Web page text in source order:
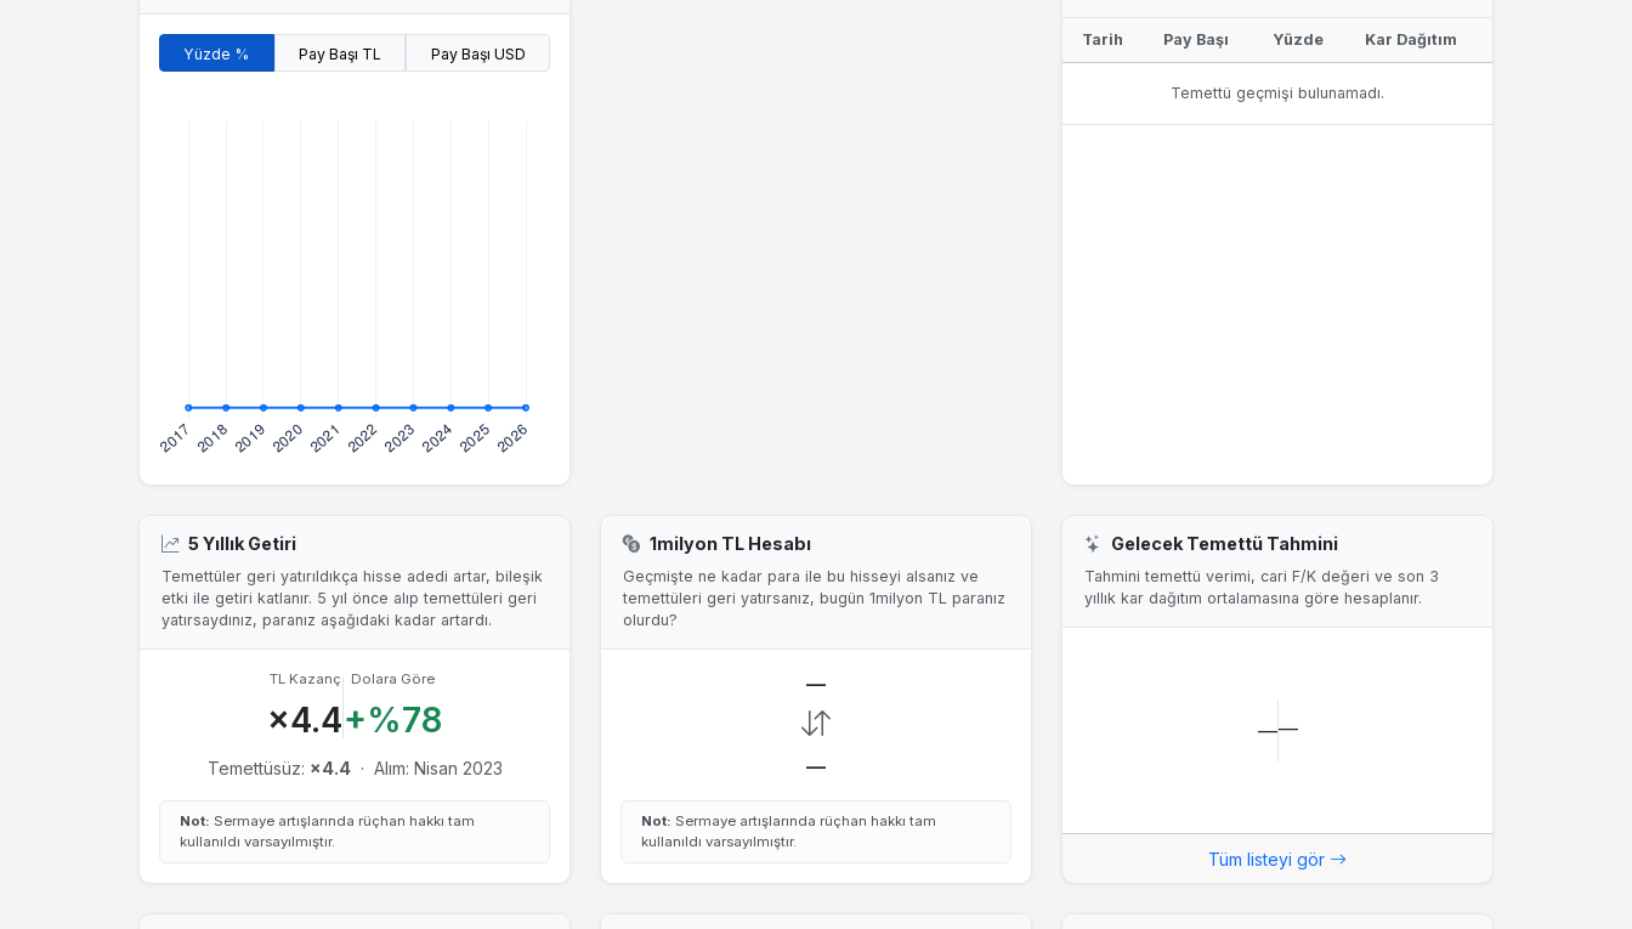
Yüzde % Pay Başı TL Pay Başı USD
Tarih Pay Başı Yüzde Kar Dağıtım
Temettü geçmişi bulunamadı.
5 Yıllık Getiri
Temettüler geri yatırıldıkça hisse adedi artar, bileşik
etki ile getiri katlanır. 5 yıl önce alıp temettüleri geri
yatırsaydınız, paranız aşağıdaki kadar artardı.
TL Kazanç
×4.4
Dolara Göre
+%78
Temettüsüz: ×4.4 · Alım: Nisan 2023
Not: Sermaye artışlarında rüçhan hakkı tam
kullanıldı varsayılmıştır.
1milyon TL Hesabı
Geçmişte ne kadar para ile bu hisseyi alsanız ve
temettüleri geri yatırsanız, bugün 1milyon TL paranız
olurdu?
—
—
Not: Sermaye artışlarında rüçhan hakkı tam
kullanıldı varsayılmıştır.
Gelecek Temettü Tahmini
Tahmini temettü verimi, cari F/K değeri ve son 3
yıllık kar dağıtım ortalamasına göre hesaplanır.
——
Tüm listeyi gör